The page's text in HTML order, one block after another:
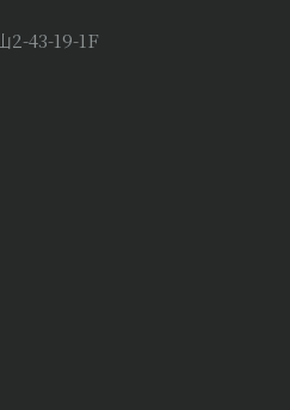
43-19-1F